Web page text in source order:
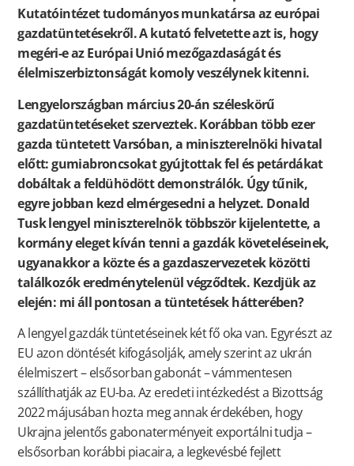
Kutatóintézet tudományos munkatársa az európai
gazdatüntetésekről. A kutató felvetette azt is, hogy
megéri-e az Európai Unió mezőgazdaságát és
élelmiszerbiztonságát komoly veszélynek kitenni.
Lengyelországban március 20-án széleskörű
gazdatüntetéseket szerveztek. Korábban több ezer
gazda tüntetett Varsóban, a miniszterelnöki hivatal
előtt: gumiabroncsokat gyújtottak fel és petárdákat
dobáltak a feldühödött demonstrálók. Úgy tűnik,
egyre jobban kezd elmérgesedni a helyzet. Donald
Tusk lengyel miniszterelnök többször kijelentette, a
kormány eleget kíván tenni a gazdák követeléseinek,
ugyanakkor a közte és a gazdaszervezetek közötti
találkozók eredménytelenül végződtek. Kezdjük az
elején: mi áll pontosan a tüntetések hátterében?
A lengyel gazdák tüntetéseinek két fő oka van. Egyrészt az
EU azon döntését kifogásolják, amely szerint az ukrán
élelmiszert – elsősorban gabonát – vámmentesen
szállíthatják az EU-ba. Az eredeti intézkedést a Bizottság
2022 májusában hozta meg annak érdekében, hogy
Ukrajna jelentős gabonaterményeit exportálni tudja –
elsősorban korábbi piacaira, a legkevésbé fejlett